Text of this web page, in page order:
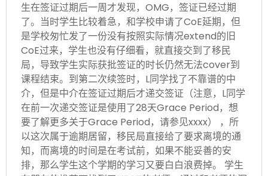
生在签证过期后一周才发现，OMG，签证已经过期
了。当时学生比较着急，和学校申请了CoE延期，但
是学校匆忙发了一份没有按照实际情况extend的旧
CoE过来，学生也没有仔细看，就直接交到了移民
局，导致学生实际获批签证的时长仍然无法cover到
课程结束。到第二次续签时，L同学找了不靠谱的中
介，但是中介在签证过期后才递交签证（注意，L同学
在前一次递交签证是使用了28天Grace Period，想
要了解更多关于Grace Period，请参见xxxx） ，所
以这次属于逾期居留，移民局直接给了要求离境的通
知，而离境的时间是在考试前，如果不能妥善的安
排，那么学生这个学期的学习又要白白浪费掉。 学生